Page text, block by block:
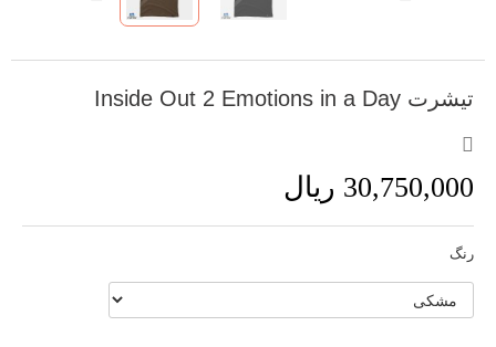
تیشرت Inside Out 2 Emotions in a Day
30,750,000 ریال
رنگ